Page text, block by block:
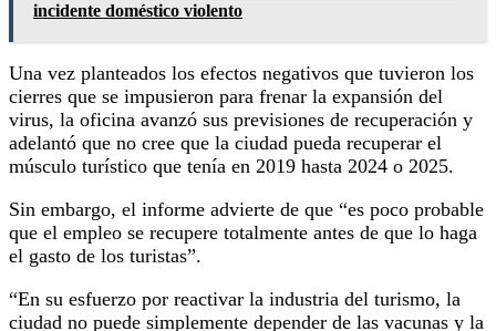
incidente doméstico violento
Una vez planteados los efectos negativos que tuvieron los
cierres que se impusieron para frenar la expansión del
virus, la oficina avanzó sus previsiones de recuperación y
adelantó que no cree que la ciudad pueda recuperar el
músculo turístico que tenía en 2019 hasta 2024 o 2025.
Sin embargo, el informe advierte de que “es poco probable
que el empleo se recupere totalmente antes de que lo haga
el gasto de los turistas”.
“En su esfuerzo por reactivar la industria del turismo, la
ciudad no puede simplemente depender de las vacunas y la